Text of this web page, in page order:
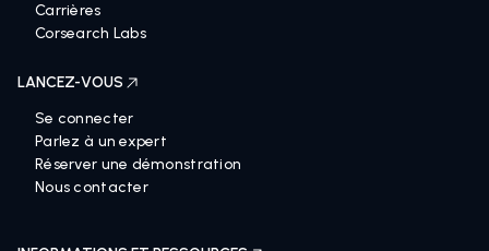
Carrières
Corsearch Labs
LANCEZ-VOUS
Se connecter
Parlez à un expert
Réserver une démonstration
Nous contacter